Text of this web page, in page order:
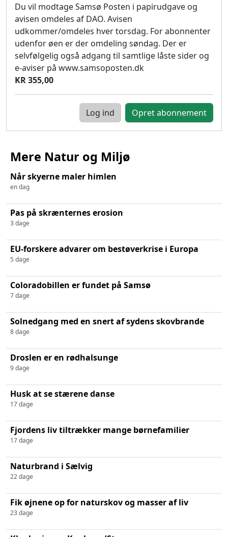
Du vil modtage Samsø Posten i papirudgave og
avisen omdeles af DAO. Avisen
udkommer/omdeles hver torsdag. For abonnenter
udenfor øen er der omdeling søndag. Der er
selvfølgelig også adgang til samtlige låste sider og
e-aviser på www.samsoposten.dk
KR 355,00
Log ind
Mere Natur og Miljø
Når skyerne maler himlen
en dag
Pas på skrænternes erosion
3 dage
EU-forskere advarer om bestøverkrise i Europa
5 dage
Coloradobillen er fundet på Samsø
7 dage
Solnedgang med en snert af sydens skovbrande
8 dage
Droslen er en rødhalsunge
9 dage
Husk at se stærene danse
17 dage
Fjordens liv tiltrækker mange børnefamilier
17 dage
Naturbrand i Sælvig
22 dage
Fik øjnene op for naturskov og masser af liv
23 dage